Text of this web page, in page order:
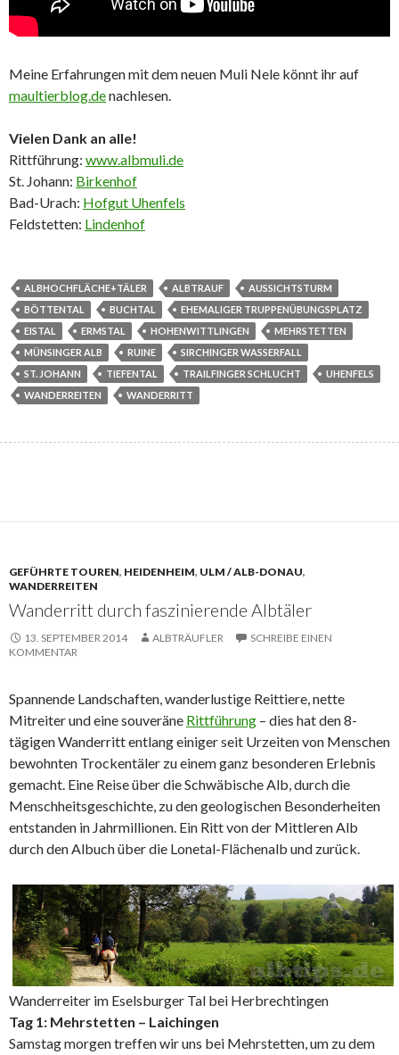
Meine Erfahrungen mit dem neuen Muli Nele könnt ihr auf
maultierblog.denachlesen.
Vielen Dank an alle!
Rittführung: www.albmuli.de
St. Johann: Birkenhof
Bad-Urach: Hofgut Uhenfels
Feldstetten: Lindenhof
ALBHOCHFLÄCHE+TÄLER ALBTRAUF
AUSSICHTSTURM
BÖTTENTAL
BUCHTAL
EHEMALIGER TRUPPENÜBUNGSPLATZ
EISTAL
ERMSTAL HOHENWITTLINGEN
MEHRSTETTEN
MÜNSINGER ALB
RUINE
SIRCHINGER WASSERFALL
ST. JOHANN
TIEFENTAL TRAILFINGER SCHLUCHT
UHENFELS
WANDERREITEN
WANDERRITT
GEFÜHRTE TOUREN, HEIDENHEIM, ULM / ALB-DONAU,
WANDERREITEN
Wanderritt durch faszinierende Albtäler
13. SEPTEMBER 2014 ALBTRÄUFLER
SCHREIBE EINEN
KOMMENTAR
Spannende Landschaften, wanderlustige Reittiere, nette
Mitreiter und eine souveräne Rittführung – dies hat den 8-
tägigen Wanderritt entlang einiger seit Urzeiten von Menschen
bewohnten Trockentäler zu einem ganz besonderen Erlebnis
gemacht. Eine Reise über die Schwäbische Alb, durch die
Menschheitsgeschichte, zu den geologischen Besonderheiten
entstanden in Jahrmillionen. Ein Ritt von der Mittleren Alb
durch den Albuch über die Lonetal-Flächenalb und zurück.
Wanderreiter im Eselsburger Tal bei Herbrechtingen
Tag 1: Mehrstetten – Laichingen
Samstag morgen treffen wir uns bei Mehrstetten, um zu dem